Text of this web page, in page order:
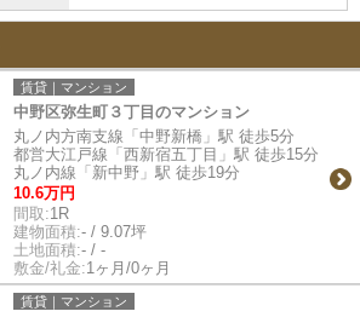
賃貸｜マンション
中野区弥生町３丁目のマンション
丸ノ内方南支線「中野新橋」駅 徒歩5分
都営大江戸線「西新宿五丁目」駅 徒歩15分
丸ノ内線「新中野」駅 徒歩19分
10.6万円
間取:1R
建物面積:- / 9.07坪
土地面積:- / -
敷金/礼金:1ヶ月/0ヶ月
賃貸｜マンション